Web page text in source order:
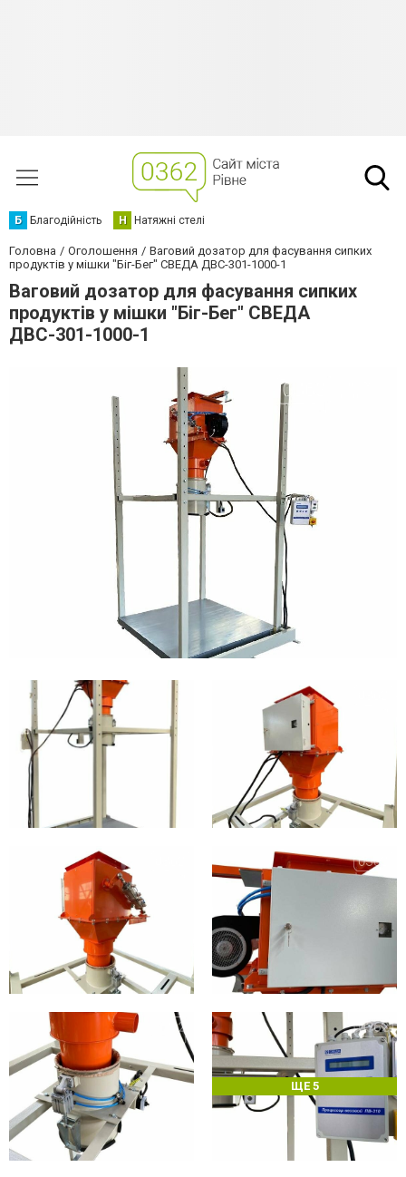
Б Благодійність Н Натяжні стелі
Головна Оголошення
Ваговий дозатор для фасування сипких
продуктів у мішки "Біг-Бег" СВЕДА ДВС-301-1000-1
Ваговий дозатор для фасування сипких
продуктів у мішки "Біг-Бег" СВЕДА
ДВС-301-1000-1
ЩЕ 5